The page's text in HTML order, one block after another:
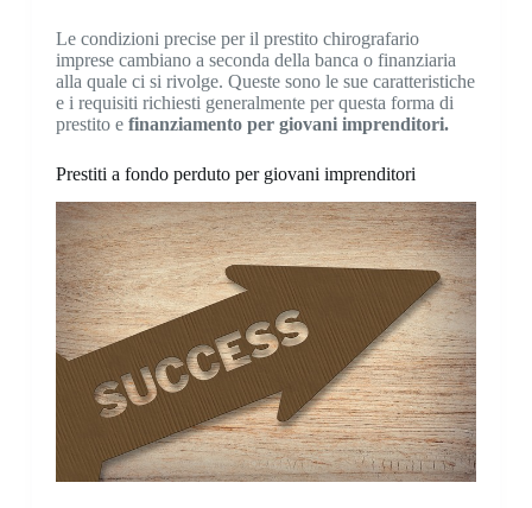
Le condizioni precise per il prestito chirografario
imprese cambiano a seconda della banca o finanziaria
alla quale ci si rivolge. Queste sono le sue caratteristiche
e i requisiti richiesti generalmente per questa forma di
prestito efinanziamento per giovani imprenditori.
Prestiti a fondo perduto per giovani imprenditori